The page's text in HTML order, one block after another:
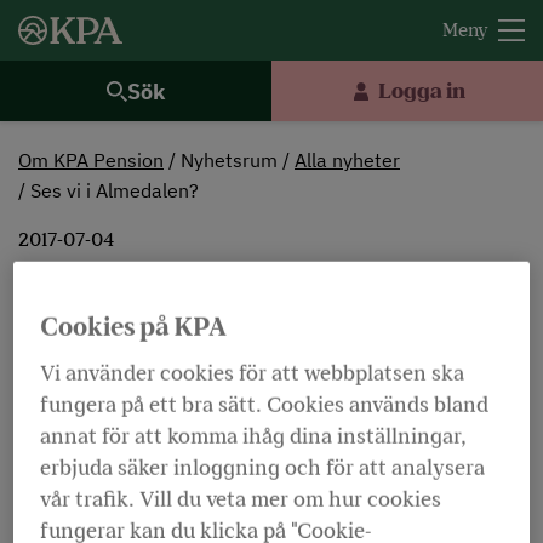
Sök Logga in
Om KPA Pension Nyhetsrum
Alla nyheter
Ses vi i Almedalen?
2017-07-04
Ses vi i Almedalen?
Dölj ordförklaringar Lyssna
KPA Pension är som vanligt på plats under
politikerveckan i Almedalen, 2-9 juli, för att
nätverka och debattera pensions- och
Cookies på KPA
Vi använder cookies för att webbplatsen ska
fungera på ett bra sätt. Cookies används bland
annat för att komma ihåg dina inställningar,
erbjuda säker inloggning och för att analysera
vår trafik. Vill du veta mer om hur cookies
fungerar kan du klicka på "Cookie-